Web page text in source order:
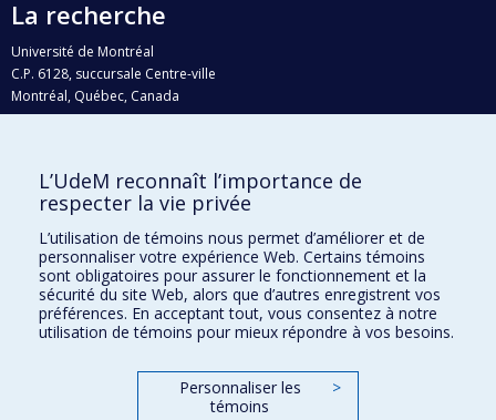
La recherche
Université de Montréal
C.P. 6128, succursale Centre-ville
Montréal, Québec, Canada
H3C 3J7
Qui fait quoi?
Nous trouver
Plan du site
Accessibilité
L’UdeM reconnaît l’importance de
respecter la vie privée
L’utilisation de témoins nous permet d’améliorer et de
personnaliser votre expérience Web. Certains témoins
sont obligatoires pour assurer le fonctionnement et la
sécurité du site Web, alors que d’autres enregistrent vos
préférences. En acceptant tout, vous consentez à notre
utilisation de témoins pour mieux répondre à vos besoins.
Personnaliser les
témoins
>